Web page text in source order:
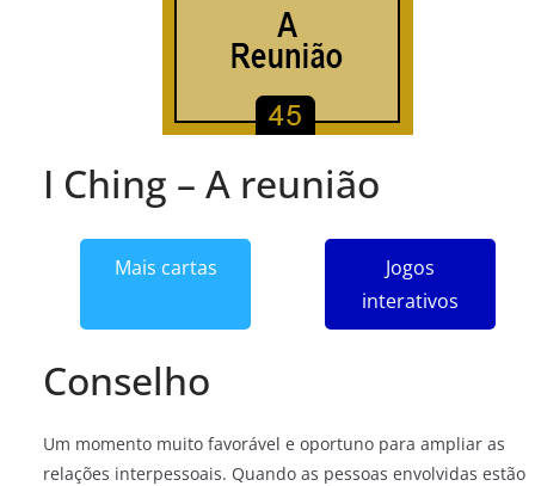
I Ching – A reunião
Mais cartas
Jogos
interativos
Conselho
Um momento muito favorável e oportuno para ampliar as
relações interpessoais. Quando as pessoas envolvidas estão